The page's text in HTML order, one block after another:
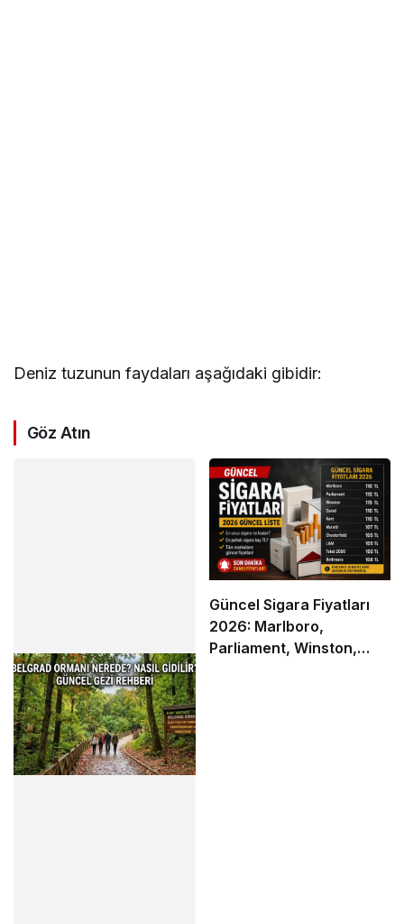
Deniz tuzunun faydaları aşağıdaki gibidir:
Göz Atın
Güncel Sigara Fiyatları
2026: Marlboro,
Parliament, Winston,